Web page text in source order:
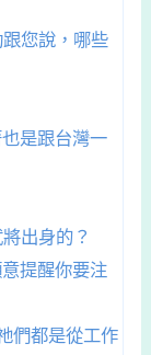
您說，哪些
是跟台灣一
出身的？
提醒你要注
們都是從工作